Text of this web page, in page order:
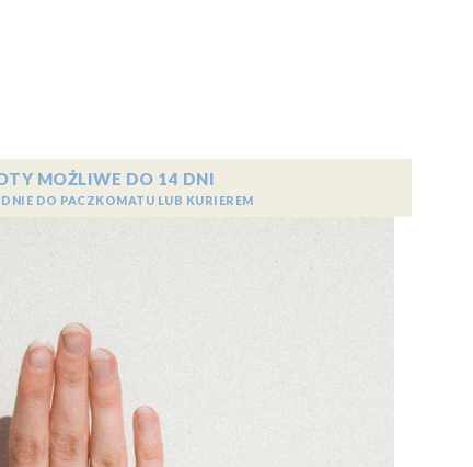
MOŻLIWE DO 14 DNI
DO PACZKOMATU LUB KURIEREM